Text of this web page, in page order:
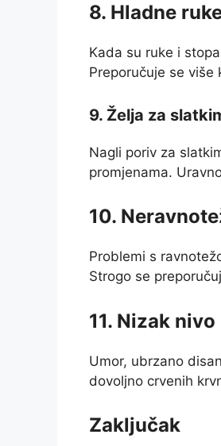
8. Hladne
Kada su ruke i
Preporučuje se više
9. Želja za
Nagli poriv za
promjenama.
10.
Problemi s
Strogo se
11. Nizak
Umor, ubrzano
dovoljno crvenih
Zaključak